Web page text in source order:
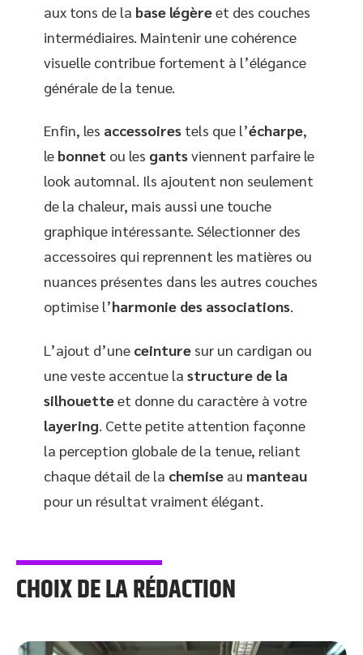
aux tons de la base légèreet des couches
intermédiaires. Maintenir une cohérence
visuelle contribue fortement à l’élégance
générale de la tenue.
Enfin, les accessoires tels que l’écharpe,
le bonnet ou les gantsviennent parfaire le
look automnal. Ils ajoutent non seulement
de la chaleur, mais aussi une touche
graphique intéressante. Sélectionner des
accessoires qui reprennent les matières ou
nuances présentes dans les autres couches
optimise l’harmonie des associations.
L’ajout d’une ceinture sur un cardigan ou
une veste accentue la structure de la
silhouetteet donne du caractère à votre
layering . Cette petite attention façonne
la perception globale de la tenue, reliant
chaque détail de la chemise au manteau
pour un résultat vraiment élégant.
CHOIX DE LA RÉDACTION